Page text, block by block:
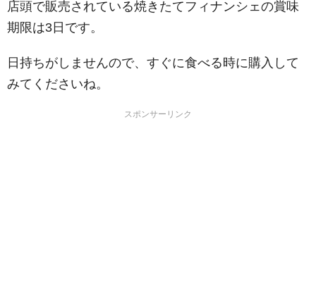
店頭で販売されている焼きたてフィナンシェの賞味
期限は3日です。
日持ちがしませんので、すぐに食べる時に購入して
みてくださいね。
スポンサーリンク